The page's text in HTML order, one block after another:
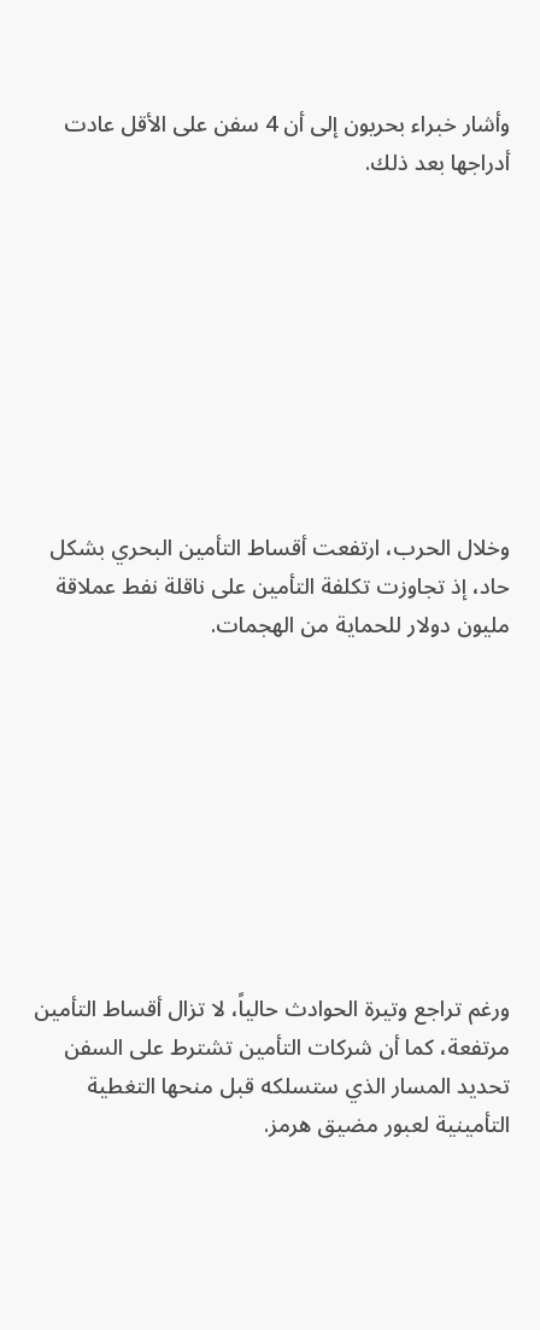
وأشار خبراء بحريون إلى أن 4 سفن على الأقل عادت
أدراجها بعد ذلك.
وخلال الحرب، ارتفعت أقساط التأمين البحري بشكل
حاد، إذ تجاوزت تكلفة التأمين على ناقلة نفط عملاقة
مليون دولار للحماية من الهجمات.
ورغم تراجع وتيرة الحوادث حالياً، لا تزال أقساط التأمين
مرتفعة، كما أن شركات التأمين تشترط على السفن
تحديد المسار الذي ستسلكه قبل منحها التغطية
التأمينية لعبور مضيق هرمز.